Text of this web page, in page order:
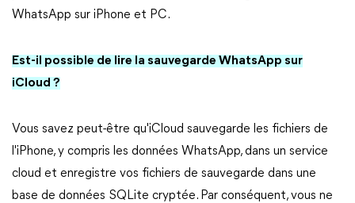
WhatsApp sur iPhone et PC.
Est-il possible de lire la sauvegarde WhatsApp sur
iCloud ?
Vous savez peut-être qu'iCloud sauvegarde les fichiers de
l'iPhone, y compris les données WhatsApp, dans un service
cloud et enregistre vos fichiers de sauvegarde dans une
base de données SQLite cryptée. Par conséquent, vous ne